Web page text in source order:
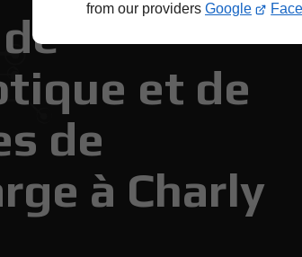
from our providers Google
et de
de
à Charly